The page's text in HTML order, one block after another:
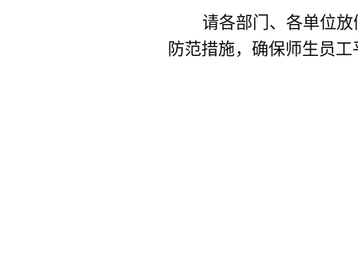
请各部门、各单位
防范措施，确保师生员